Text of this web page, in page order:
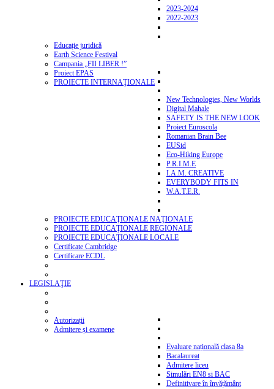
2023-2024
2022-2023
Educație juridică
Earth Science Festival
Campania „FII LIBER !”
Proiect EPAS
PROIECTE INTERNAŢIONALE
New Technologies, New Worlds
Digital Mahale
SAFETY IS THE NEW LOOK
Proiect Euroscola
Romanian Brain Bee
EUSid
Eco-Hiking Europe
P.R.I.M.E
I.A.M. CREATIVE
EVERYBODY FITS IN
W.A.T.E.R.
PROIECTE EDUCAŢIONALE NAŢIONALE
PROIECTE EDUCAŢIONALE REGIONALE
PROIECTE EDUCAŢIONALE LOCALE
Certificate Cambridge
Certificare ECDL
LEGISLAŢIE
Autorizații
Admitere și examene
Evaluare națională clasa 8a
Bacalaureat
Admitere liceu
Simulări EN8 si BAC
Definitivare în învățământ